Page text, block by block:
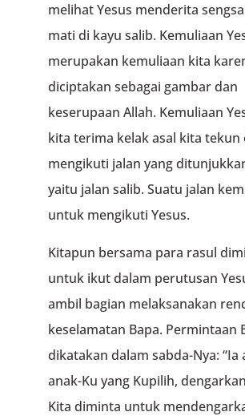
melihat Yesus menderita
mati di kayu salib. Kemuliaan
merupakan kemuliaan kita
diciptakan sebagai gambar dan
keserupaan Allah. Kemuliaan
kita terima kelak asal kita tekun
mengikuti jalan yang
yaitu jalan salib. Suatu jalan
untuk mengikuti Yesus.
Kitapun bersama para rasul
untuk ikut dalam perutusan
ambil bagian melaksanakan
keselamatan Bapa. Permintaan
dikatakan dalam sabda-Nya: “Ia
anak-Ku yang Kupilih,
Kita diminta untuk